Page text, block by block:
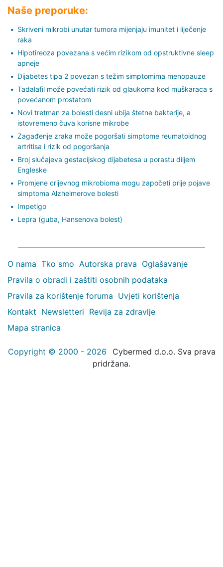
Naše preporuke:
Skriveni mikrobi unutar tumora mijenjaju imunitet i liječenje
raka
Hipotireoza povezana s većim rizikom od opstruktivne sleep
apneje
Dijabetes tipa 2 povezan s težim simptomima menopauze
Tadalafil može povećati rizik od glaukoma kod muškaraca s
povećanom prostatom
Novi tretman za bolesti desni ubija štetne bakterije, a
istovremeno čuva korisne mikrobe
Zagađenje zraka može pogoršati simptome reumatoidnog
artritisa i rizik od pogoršanja
Broj slučajeva gestacijskog dijabetesa u porastu diljem
Engleske
Promjene crijevnog mikrobioma mogu započeti prije pojave
simptoma Alzheimerove bolesti
Impetigo
Lepra (guba, Hansenova bolest)
O nama Tko smo Autorska prava Oglašavanje
Pravila o obradi i zaštiti osobnih podataka
Pravila za korištenje foruma Uvjeti korištenja
Kontakt Newsletteri Revija za zdravlje
Mapa stranica
Copyright © 2000 - 2026
Cybermed d.o.o. Sva prava
pridržana.